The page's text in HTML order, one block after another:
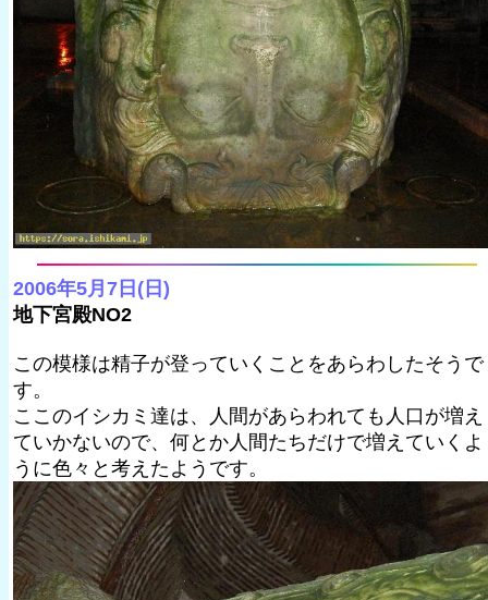
2006年5月7日(日)
地下宮殿NO2
この模様は精子が登っていくことをあらわしたそうで
す。
ここのイシカミ達は、人間があらわれても人口が増え
ていかないので、何とか人間たちだけで増えていくよ
うに色々と考えたようです。